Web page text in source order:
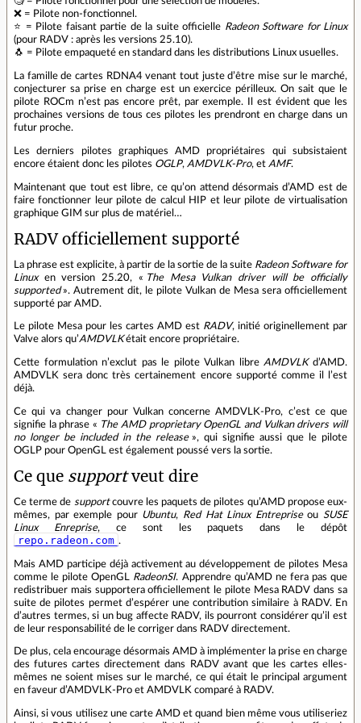
❌️ = Pilote non-fonctionnel.
⭐️ = Pilote faisant partie de la suite officielle Radeon Software for Linux
(pour RADV : après les versions 25.10).
🐧️ = Pilote empaqueté en standard dans les distributions Linux usuelles.
La famille de cartes RDNA4 venant tout juste d’être mise sur le marché,
conjecturer sa prise en charge est un exercice périlleux. On sait que le
pilote ROCm n’est pas encore prêt, par exemple. Il est évident que les
prochaines versions de tous ces pilotes les prendront en charge dans un
futur proche.
Les derniers pilotes graphiques AMD propriétaires qui subsistaient
encore étaient donc les pilotes OGLP, AMDVLK-Pro, et AMF.
Maintenant que tout est libre, ce qu’on attend désormais d’AMD est de
faire fonctionner leur pilote de calcul HIP et leur pilote de virtualisation
graphique GIM sur plus de matériel…
RADV officiellement supporté
La phrase est explicite, à partir de la sortie de la suite Radeon Software for
Linuxen version 25.20, « The Mesa Vulkan driver will be officially
supported». Autrement dit, le pilote Vulkan de Mesa sera officiellement
supporté par AMD.
Le pilote Mesa pour les cartes AMD est RADV, initié originellement par
Valve alors qu’AMDVLKétait encore propriétaire.
Cette formulation n’exclut pas le pilote Vulkan libre AMDVLKd’AMD.
AMDVLK sera donc très certainement encore supporté comme il l’est
déjà.
Ce qui va changer pour Vulkan concerne AMDVLK-Pro, c’est ce que
signifie la phrase « The AMD proprietary OpenGL and Vulkan drivers will
no longer be included in the release», qui signifie aussi que le pilote
OGLP pour OpenGL est également poussé vers la sortie.
Ce que supportveut dire
Ce terme de supportcouvre les paquets de pilotes qu’AMD propose eux-
mêmes, par exemple pour Ubuntu, Red Hat Linux Entrepriseou SUSE
Linux Enreprise, ce sont les paquets dans le dépôt
repo.radeon.com .
Mais AMD participe déjà activement au développement de pilotes Mesa
comme le pilote OpenGL RadeonSI. Apprendre qu’AMD ne fera pas que
redistribuer mais supportera officiellement le pilote Mesa RADV dans sa
suite de pilotes permet d’espérer une contribution similaire à RADV. En
d’autres termes, si un bug affecte RADV, ils pourront considérer qu’il est
de leur responsabilité de le corriger dans RADV directement.
De plus, cela encourage désormais AMD à implémenter la prise en charge
des futures cartes directement dans RADV avant que les cartes elles-
mêmes ne soient mises sur le marché, ce qui était le principal argument
en faveur d’AMDVLK-Pro et AMDVLK comparé à RADV.
Ainsi, si vous utilisez une carte AMD et quand bien même vous utiliseriez